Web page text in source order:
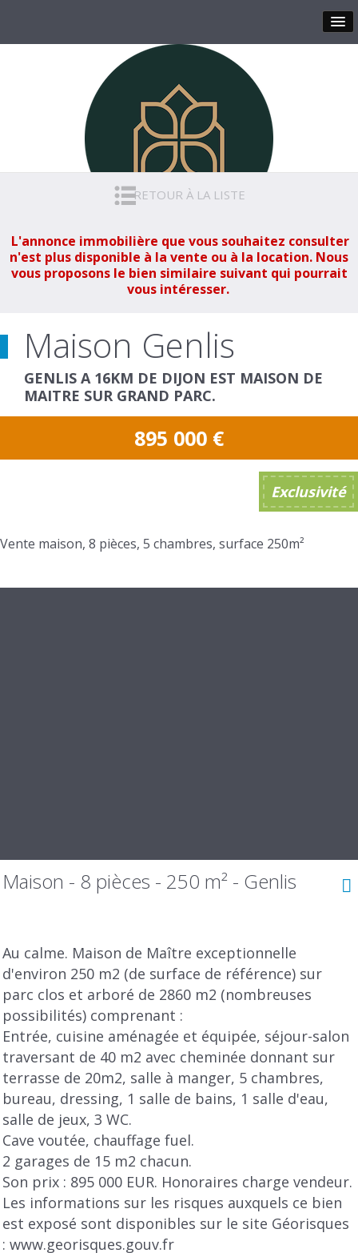
RETOUR À LA LISTE
L'annonce immobilière que vous souhaitez consulter
n'est plus disponible à la vente ou à la location. Nous
vous proposons le bien similaire suivant qui pourrait
vous intéresser.
Maison Genlis
GENLIS A 16KM DE DIJON EST MAISON DE
MAITRE SUR GRAND PARC.
895 000 €
Exclusivité
Vente maison, 8 pièces, 5 chambres, surface 250m²
Maison - 8 pièces - 250 m² - Genlis
Au calme. Maison de Maître exceptionnelle
d'environ 250 m2 (de surface de référence) sur
parc clos et arboré de 2860 m2 (nombreuses
possibilités) comprenant :
Entrée, cuisine aménagée et équipée, séjour-salon
traversant de 40 m2 avec cheminée donnant sur
terrasse de 20m2, salle à manger, 5 chambres,
bureau, dressing, 1 salle de bains, 1 salle d'eau,
salle de jeux, 3 WC.
Cave voutée, chauffage fuel.
2 garages de 15 m2 chacun.
Son prix : 895 000 EUR. Honoraires charge vendeur.
Les informations sur les risques auxquels ce bien
est exposé sont disponibles sur le site Géorisques
: www.georisques.gouv.fr